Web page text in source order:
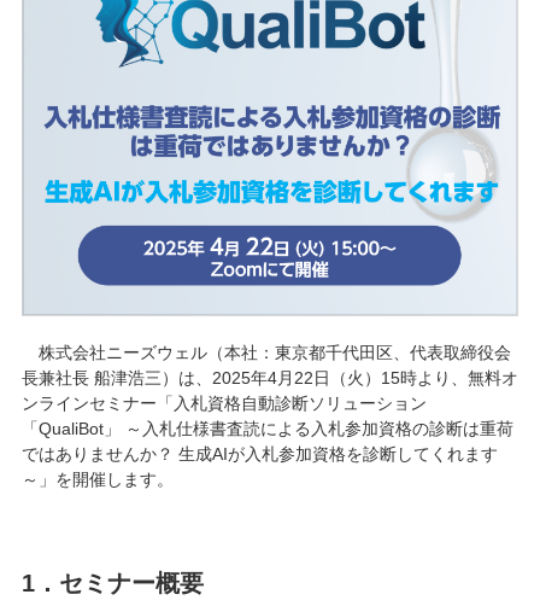
株式会社ニーズウェル（本社：東京都千代田区、代表取締役会
長兼社長 船津浩三）は、2025年4月22日（火）15時より、無料オ
ンラインセミナー「入札資格自動診断ソリューション
「QualiBot」 ～入札仕様書査読による入札参加資格の診断は重荷
ではありませんか？ 生成AIが入札参加資格を診断してくれます
～」を開催します。
1．セミナー概要